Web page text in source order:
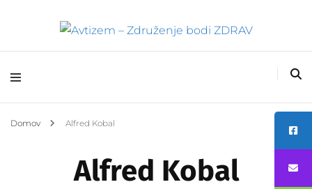
Avtizem – Združenje
bodi ZDRAV
Domov Alfred Kobal
Alfred Kobal